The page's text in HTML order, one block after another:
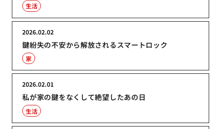
生活
鍵紛失の不安から解放されるスマートロック
2026.02.02
家
私が家の鍵をなくして絶望したあの日
2026.02.01
生活